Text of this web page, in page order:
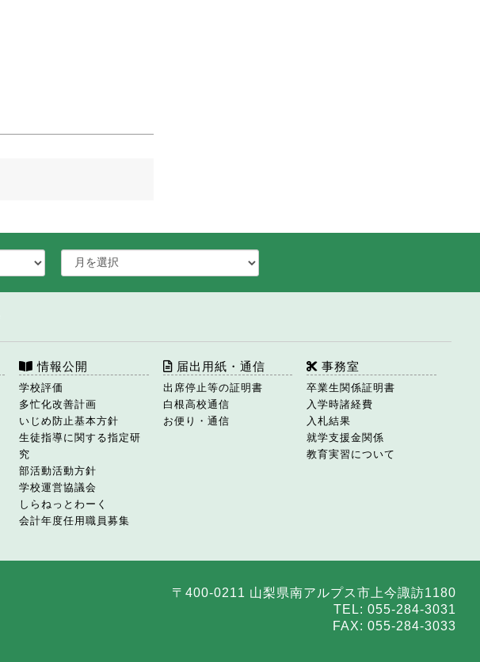
情報公開
学校評価
多忙化改善計画
いじめ防止基本方針
生徒指導に関する指定研
究
部活動活動方針
学校運営協議会
しらねっとわーく
会計年度任用職員募集
届出用紙・通信
出席停止等の証明書
白根高校通信
お便り・通信
事務室
卒業生関係証明書
入学時諸経費
入札結果
就学支援金関係
教育実習について
〒400-0211 山梨県南アルプス市上今諏訪1180
TEL: 055-284-3031
FAX: 055-284-3033